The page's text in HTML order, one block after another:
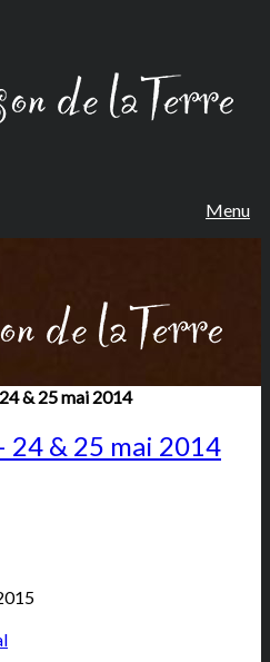
Menu
& 25 mai 2014
24 & 25 mai 2014